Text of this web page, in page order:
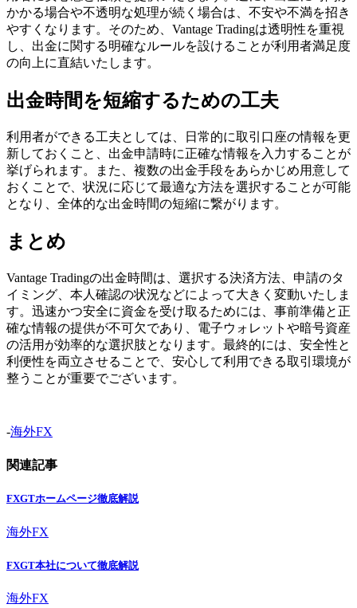
かかる場合や不透明な処理が続く場合は、不安や不満を招き
やすくなります。そのため、Vantage Tradingは透明性を重視
し、出金に関する明確なルールを設けることが利用者満足度
の向上に直結いたします。
出金時間を短縮するための工夫
利用者ができる工夫としては、日常的に取引口座の情報を更
新しておくこと、出金申請時に正確な情報を入力することが
挙げられます。また、複数の出金手段をあらかじめ用意して
おくことで、状況に応じて最適な方法を選択することが可能
となり、全体的な出金時間の短縮に繋がります。
まとめ
Vantage Tradingの出金時間は、選択する決済方法、申請のタ
イミング、本人確認の状況などによって大きく変動いたしま
す。迅速かつ安全に資金を受け取るためには、事前準備と正
確な情報の提供が不可欠であり、電子ウォレットや暗号資産
の活用が効率的な選択肢となります。最終的には、安全性と
利便性を両立させることで、安心して利用できる取引環境が
整うことが重要でございます。
-海外FX
関連記事
FXGTホームページ徹底解説
海外FX
FXGT本社について徹底解説
海外FX